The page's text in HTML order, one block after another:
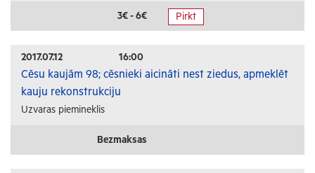
Citi pasākumi
Sports
Florbols
Slēpošana
3€ - 6€ Pirkt
2017.07.12 16:00
Cēsu kaujām 98; cēsnieki aicināti nest ziedus, apmeklēt
kauju rekonstrukciju
Uzvaras piemineklis
Bezmaksas